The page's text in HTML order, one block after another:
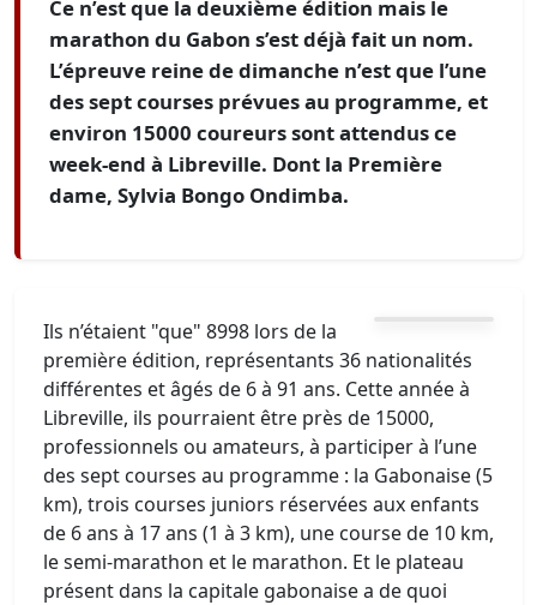
Ce n’est que la deuxième édition mais le
marathon du Gabon s’est déjà fait un nom.
L’épreuve reine de dimanche n’est que l’une
des sept courses prévues au programme, et
environ 15000 coureurs sont attendus ce
week-end à Libreville. Dont la Première
dame, Sylvia Bongo Ondimba.
Ils n’étaient "que" 8998 lors de la
première édition, représentants 36 nationalités
différentes et âgés de 6 à 91 ans. Cette année à
Libreville, ils pourraient être près de 15000,
professionnels ou amateurs, à participer à l’une
des sept courses au programme : la Gabonaise (5
km), trois courses juniors réservées aux enfants
de 6 ans à 17 ans (1 à 3 km), une course de 10 km,
le semi-marathon et le marathon. Et le plateau
présent dans la capitale gabonaise a de quoi